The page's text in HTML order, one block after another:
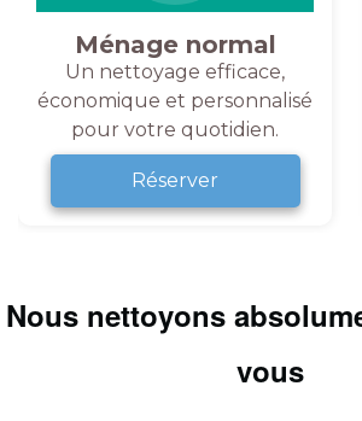
Ménage normal
Un nettoyage efficace,
économique et personnalisé
pour votre quotidien.
Réserver
Nous nettoyons
vous